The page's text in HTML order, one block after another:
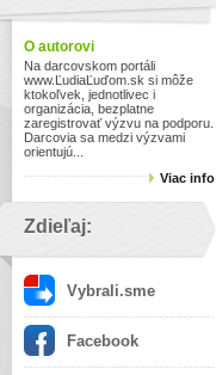
O autorovi
Na darcovskom portáli
www.ĽudiaĽuďom.sk si môže
ktokoľvek, jednotlivec i
organizácia, bezplatne
zaregistrovať výzvu na podporu.
Darcovia sa medzi výzvami
orientujú...
Viac info
Zdieľaj:
Vybrali.sme
Facebook